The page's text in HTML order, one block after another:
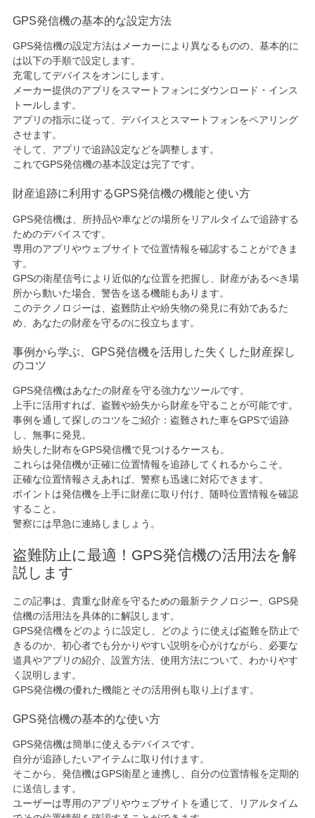
GPS発信機の基本的な設定方法
GPS発信機の設定方法はメーカーにより異なるものの、基本的に
は以下の手順で設定します。
充電してデバイスをオンにします。
メーカー提供のアプリをスマートフォンにダウンロード・インス
トールします。
アプリの指示に従って、デバイスとスマートフォンをペアリング
させます。
そして、アプリで追跡設定などを調整します。
これでGPS発信機の基本設定は完了です。
財産追跡に利用するGPS発信機の機能と使い方
GPS発信機は、所持品や車などの場所をリアルタイムで追跡する
ためのデバイスです。
専用のアプリやウェブサイトで位置情報を確認することができま
す。
GPSの衛星信号により近似的な位置を把握し、財産があるべき場
所から動いた場合、警告を送る機能もあります。
このテクノロジーは、盗難防止や紛失物の発見に有効であるた
め、あなたの財産を守るのに役立ちます。
事例から学ぶ、GPS発信機を活用した失くした財産探し
のコツ
GPS発信機はあなたの財産を守る強力なツールです。
上手に活用すれば、盗難や紛失から財産を守ることが可能です。
事例を通して探しのコツをご紹介：盗難された車をGPSで追跡
し、無事に発見。
紛失した財布をGPS発信機で見つけるケースも。
これらは発信機が正確に位置情報を追跡してくれるからこそ。
正確な位置情報さえあれば、警察も迅速に対応できます。
ポイントは発信機を上手に財産に取り付け、随時位置情報を確認
すること。
警察には早急に連絡しましょう。
盗難防止に最適！GPS発信機の活用法を解
説します
この記事は、貴重な財産を守るための最新テクノロジー、GPS発
信機の活用法を具体的に解説します。
GPS発信機をどのように設定し、どのように使えば盗難を防止で
きるのか、初心者でも分かりやすい説明を心がけながら、必要な
道具やアプリの紹介、設置方法、使用方法について、わかりやす
く説明します。
GPS発信機の優れた機能とその活用例も取り上げます。
GPS発信機の基本的な使い方
GPS発信機は簡単に使えるデバイスです。
自分が追跡したいアイテムに取り付けます。
そこから、発信機はGPS衛星と連携し、自分の位置情報を定期的
に送信します。
ユーザーは専用のアプリやウェブサイトを通じて、リアルタイム